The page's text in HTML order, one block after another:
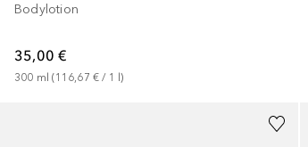
Bodylotion
35,00 €
300 ml (116,67 € / 1 l)